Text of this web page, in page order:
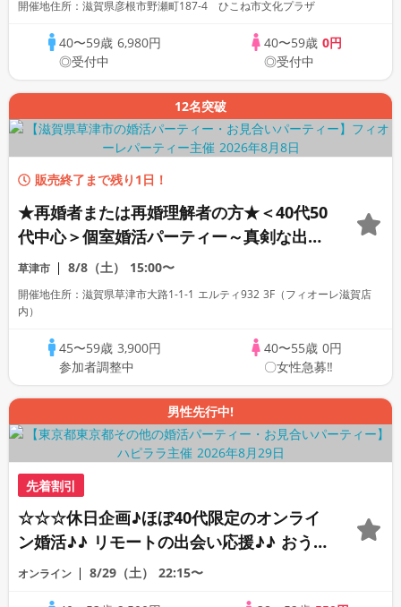
開催地住所：滋賀県彦根市野瀬町187-4 ひこね市文化プラザ
40〜59歳 6,980円
◎受付中
40〜59歳 0円
◎受付中
12名突破
販売終了まで残り1日！
★再婚者または再婚理解者の方★＜40代50
代中心＞個室婚活パーティー～真剣な出会
い～
草津市 8/8（土） 15:00〜
開催地住所：滋賀県草津市大路1-1-1 エルティ932 3F（フィオーレ滋賀店
内）
45〜59歳 3,900円
参加者調整中
40〜55歳 0円
〇女性急募‼
男性先行中!
先着割引
☆☆☆休日企画♪ほぼ40代限定のオンライ
ン婚活♪♪ リモートの出会い応援♪♪ おう
ちで乾杯しませんか♪♪ ☆全国の方が対象
オンライン 8/29（土） 22:15〜